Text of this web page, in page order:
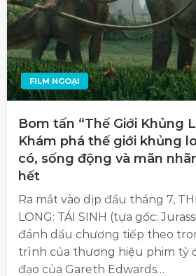
FILM NGOẠI
Bom tấn “Thế Giới Khủng
Khám phá thế giới khủng
có, sống động và mãn
hết
Ra mắt vào dịp đầu tháng 7,
LONG: TÁI SINH (tựa gốc:
đánh dấu chương tiếp theo
trình của thương hiệu phim tỷ
đạo của Gareth Edwards…